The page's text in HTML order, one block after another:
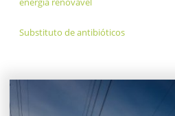
Substituto de antibióticos